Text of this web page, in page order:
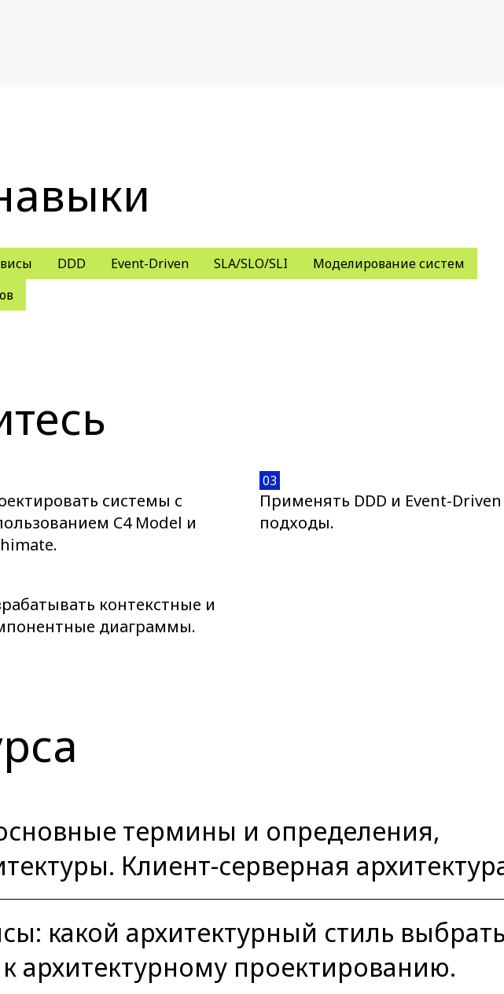
DDD Event-Driven SLA/SLO/SLI
Моделирование систем
системы с
C4 Model и
03
Применять DDD и Event-Driven
подходы.
контекстные и
диаграммы.
термины и определения,
Клиент-серверная
какой архитектурный стиль
архитектурному проектированию.